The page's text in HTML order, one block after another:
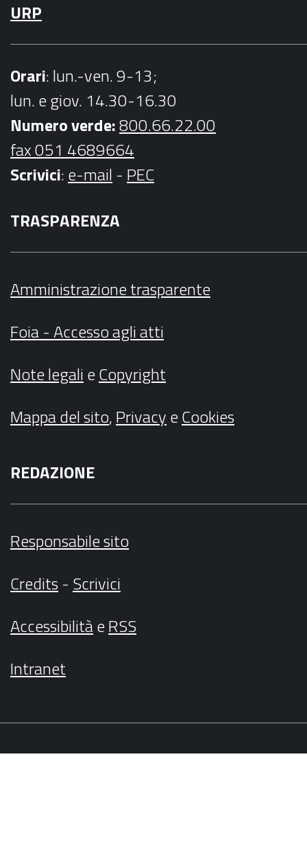
URP
Orari: lun.-ven. 9-13;
lun. e giov. 14.30-16.30
Numero verde:800.66.22.00
fax 051 4689664
Scrivici:e-mail - PEC
TRASPARENZA
Amministrazione trasparente
Foia - Accesso agli atti
Note legalieCopyright
Mappa del sito,PrivacyeCookies
REDAZIONE
Responsabile sito
Credits- Scrivici
AccessibilitàeRSS
Intranet